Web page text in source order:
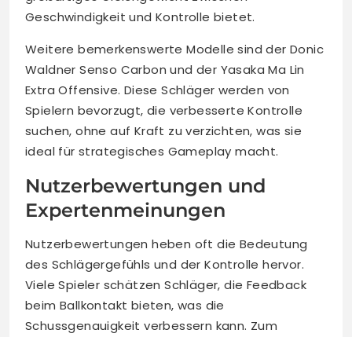
Geschwindigkeit und Kontrolle bietet.
Weitere bemerkenswerte Modelle sind der Donic
Waldner Senso Carbon und der Yasaka Ma Lin
Extra Offensive. Diese Schläger werden von
Spielern bevorzugt, die verbesserte Kontrolle
suchen, ohne auf Kraft zu verzichten, was sie
ideal für strategisches Gameplay macht.
Nutzerbewertungen und
Expertenmeinungen
Nutzerbewertungen heben oft die Bedeutung
des Schlägergefühls und der Kontrolle hervor.
Viele Spieler schätzen Schläger, die Feedback
beim Ballkontakt bieten, was die
Schussgenauigkeit verbessern kann. Zum